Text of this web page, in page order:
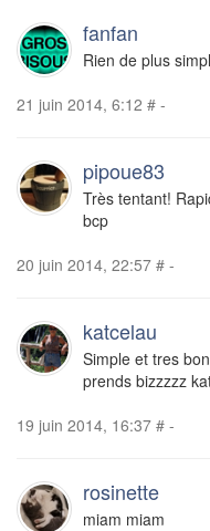
fanfan
Rien de plus
21 juin 2014, 6:12 # -
pipoue83
Très tentant!
bcp
20 juin 2014, 22:57 # -
katcelau
Simple et tres
prends bizzzzz
19 juin 2014, 16:37 # -
rosinette
miam miam